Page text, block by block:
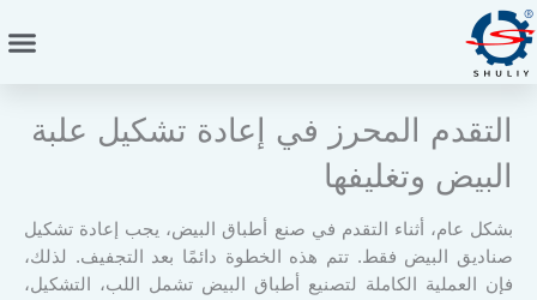
تخطي
إلى
المحتوى
التقدم المحرز في إعادة تشكيل علبة
البيض وتغليفها
بشكل عام، أثناء التقدم في صنع أطباق البيض، يجب إعادة تشكيل
صناديق البيض فقط. تتم هذه الخطوة دائمًا بعد التجفيف. لذلك،
فإن العملية الكاملة لتصنيع أطباق البيض تشمل اللب، التشكيل،